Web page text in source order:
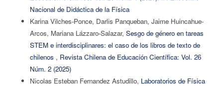
Nacional de Didáctica de la Física
Karina Vilches-Ponce, Darlis Panqueban, Jaime Huincahue-
Arcos, Mariana Lázzaro-Salazar, Sesgo de género en tareas
STEM e interdisciplinares: el caso de los libros de texto de
chilenos , Revista Chilena de Educación Científica: Vol. 26
Núm. 2 (2025)
Nicolas Esteban Fernandez Astudillo, Laboratorios de Física